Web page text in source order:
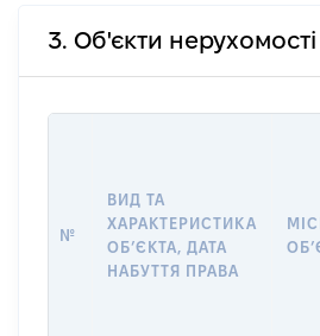
3. Об'єкти нерухомості
№
ВИД ТА
ХАРАКТЕРИСТИКА
ОБʼЄКТА, ДАТА
НАБУТТЯ ПРАВА